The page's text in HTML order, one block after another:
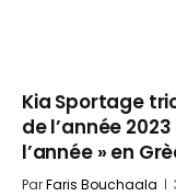
Kia Sportage
de l’année
l’année » en
ParFaris Bouchaala